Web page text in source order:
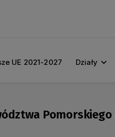
UE 2021-2027 Działy
Pomorskiego